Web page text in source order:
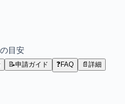
目安
📝申請ガイド ❓FAQ 📄 詳細